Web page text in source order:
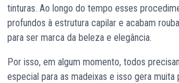
tinturas. Ao longo do tempo esses
profundos à estrutura capilar e acabam
para ser marca da beleza e elegância.
Por isso, em algum momento, todos
especial para as madeixas e isso gera muita